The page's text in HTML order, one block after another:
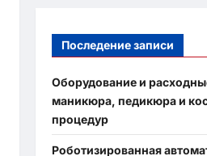
Последение записи
Оборудование и
маникюра, педикюра и
процедур
Роботизированная